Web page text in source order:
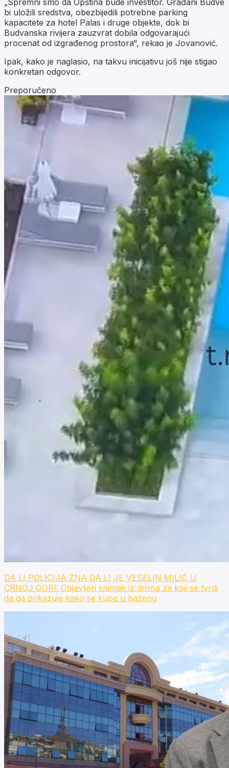
„Spremni smo da Opština bude investitor. Građani Budve
bi uložili sredstva, obezbijedili potrebne parking
kapacitete za hotel Palas i druge objekte, dok bi
Budvanska rivijera zauzvrat dobila odgovarajući
procenat od izgrađenog prostora“, rekao je Jovanović.
Ipak, kako je naglasio, na takvu inicijativu još nije stigao
konkretan odgovor.
Preporučeno
DA LI POLICIJA ZNA DA LI JE VESELIN MILIĆ U
CRNOJ GORI: Objavljen snimak iz drona za koji se tvrdi
da ga prikazuje kako se kupa u bazenu